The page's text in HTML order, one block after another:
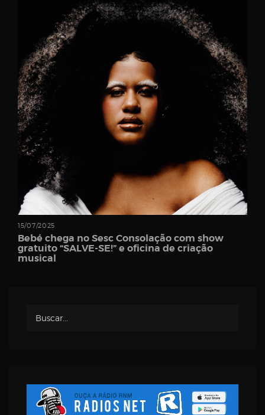
Remember
Register
Password
Email
15/07/2025
Bebé chega no Sesc Consolação com show
gratuito “SALVE-SE!” e oficina de criação
musical